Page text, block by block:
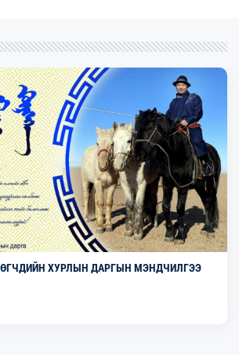
ХУРЛЫН ДАРГЫН МЭНДЧИЛГЭЭ